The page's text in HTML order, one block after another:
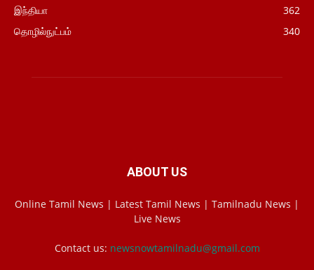
இந்தியா
362
தொழில்நுட்பம்
340
ABOUT US
Online Tamil News | Latest Tamil News | Tamilnadu News |
Live News
Contact us: newsnowtamilnadu@gmail.com